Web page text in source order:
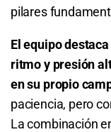
3.00
Total de Goles -
2.04
Total de Goles -
pilares
El equipo
ritmo y presión
en su propio
paciencia, pero
La combinación